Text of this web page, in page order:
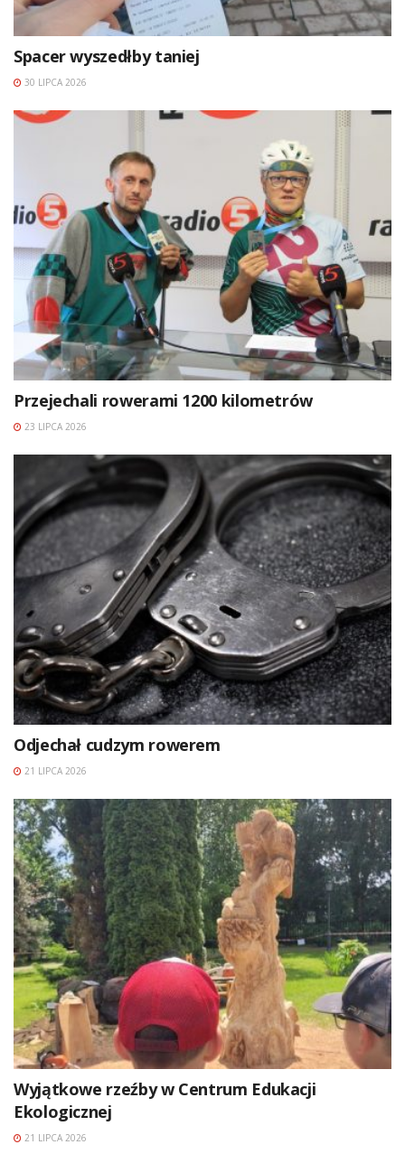
Spacer wyszedłby taniej
30 LIPCA 2026
Przejechali rowerami 1200 kilometrów
23 LIPCA 2026
Odjechał cudzym rowerem
21 LIPCA 2026
Wyjątkowe rzeźby w Centrum Edukacji
Ekologicznej
21 LIPCA 2026